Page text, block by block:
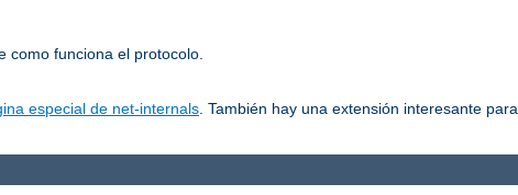
como funciona el protocolo.
especial de net-internals . También hay una extensión interesante para